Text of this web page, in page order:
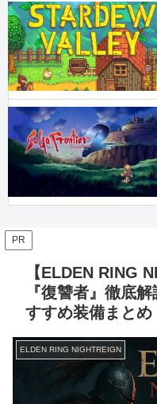
PR
【ELDEN RING
『復讐者』徹底
すすめ装備まとめ
ELDEN RING NIGHTREIGN